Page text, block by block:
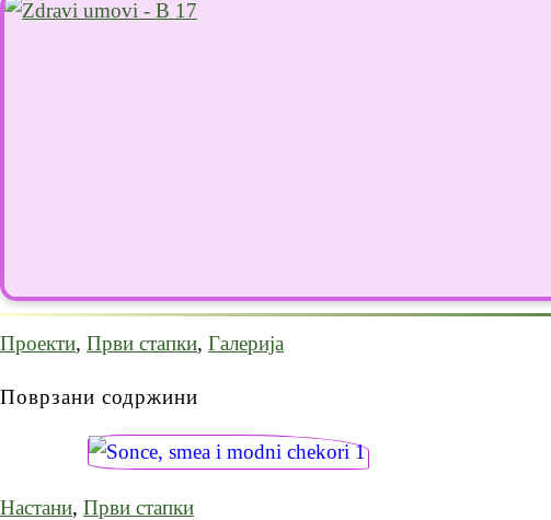
Проекти, Први стапки, Галерија
Поврзани содржини
Настани, Први стапки